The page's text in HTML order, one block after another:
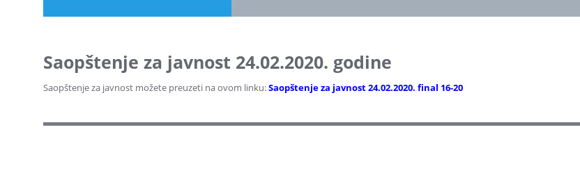
Saopštenje za javnost 24.02.2020. godine
Saopštenje za javnost možete preuzeti na ovom linku:Saopštenje za javnost 24.02.2020. final 16-20